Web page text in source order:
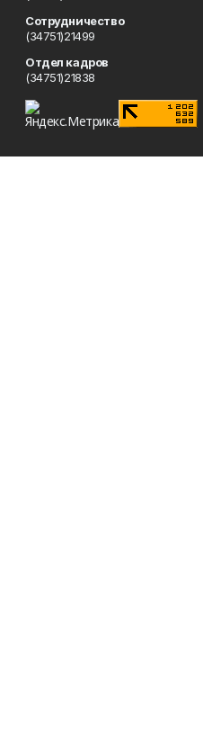
Сотрудничество
(34751)21499
Отдел кадров
(34751)21838